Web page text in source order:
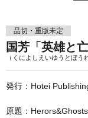
単行本◆日本語史
Ｗｅｂ版
美本なし
古書目録
品切・重版未定
国芳「英雄と
（くによしえいゆうとぼう
発行：Hotei
原題：